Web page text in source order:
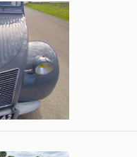
Mijn
Favorieten